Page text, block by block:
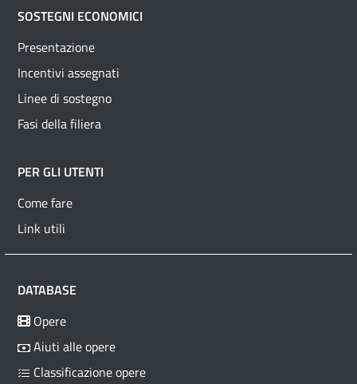
SOSTEGNI ECONOMICI
Presentazione
Incentivi assegnati
Linee di sostegno
Fasi della filiera
PER GLI UTENTI
Come fare
Link utili
DATABASE
Opere
Aiuti alle opere
Classificazione opere